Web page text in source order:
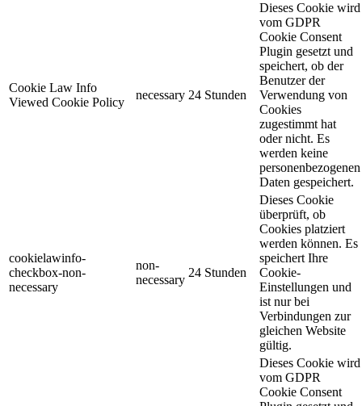
Cookie Law Info
Viewed Cookie Policy
necessary 24 Stunden
Dieses Cookie wird
vom GDPR
Cookie Consent
Plugin gesetzt und
speichert, ob der
Benutzer der
Verwendung von
Cookies
zugestimmt hat
oder nicht. Es
werden keine
personenbezogenen
Daten gespeichert.
cookielawinfo-
checkbox-non-
necessary
non-
necessary
24 Stunden
Dieses Cookie
überprüft, ob
Cookies platziert
werden können. Es
speichert Ihre
Cookie-
Einstellungen und
ist nur bei
Verbindungen zur
gleichen Website
gültig.
Dieses Cookie wird
vom GDPR
Cookie Consent